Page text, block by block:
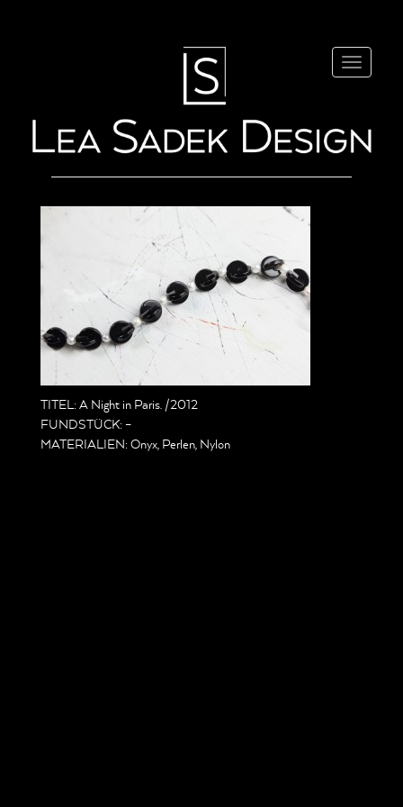
TITEL: A Night in Paris. /2012
FUNDSTÜCK: –
MATERIALIEN: Onyx, Perlen, Nylon